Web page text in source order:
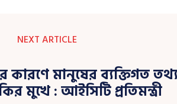
NEXT ARTICLE
কারণে মানুষের ব্যক্তিগত
মুখে : আইসিটি প্রতিমন্ত্রী